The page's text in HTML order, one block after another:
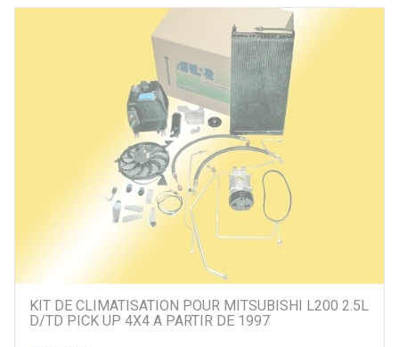
KIT DE CLIMATISATION POUR MITSUBISHI L200 2.5L
D/TD PICK UP 4X4 A PARTIR DE 1997
ECOFLOW
Par véhicule